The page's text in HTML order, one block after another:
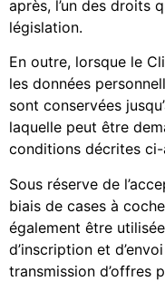
après, l’un des droits
législation.
En outre, lorsque le
les données
sont conservées
laquelle peut être
conditions décrites ci-
Sous réserve de
biais de cases à
également être
d’inscription et
transmission d’offres